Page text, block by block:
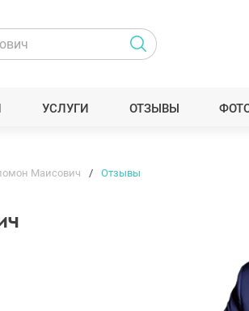
УСЛУГИ ОТЗЫВЫ
Маисович Отзывы